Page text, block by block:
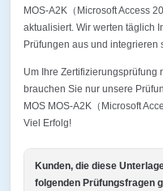
MOS-A2K（Microsoft Access
aktualisiert. Wir werten täglich
Prüfungen aus und integrieren
Um Ihre Zertifizierungsprüfung
brauchen Sie nur unsere
MOS MOS-A2K（Microsoft
Viel Erfolg!
Kunden, die diese
folgenden Prüfungsfragen